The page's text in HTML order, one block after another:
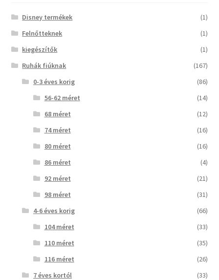
Disney termékek
(1)
Felnőtteknek
(1)
kiegészítők
(1)
Ruhák fiúknak
(167)
0-3 éves korig
(86)
56-62 méret
(14)
68 méret
(12)
74 méret
(16)
80 méret
(16)
86 méret
(4)
92 méret
(21)
98 méret
(31)
4-6 éves korig
(66)
104 méret
(33)
110 méret
(35)
116 méret
(26)
7 éves kortól
(33)